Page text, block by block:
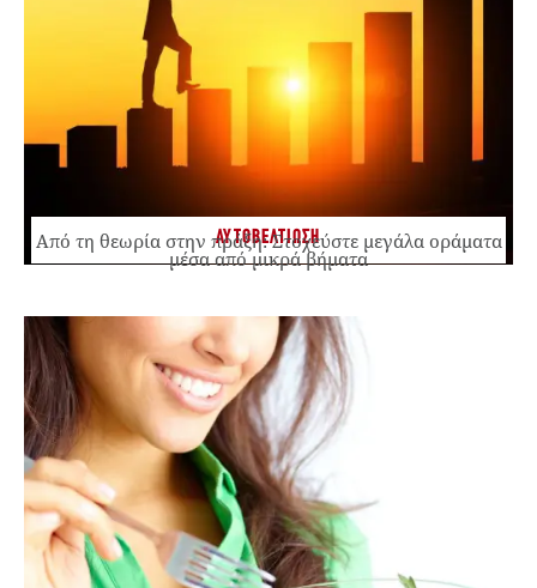
ΑΥΤΟΒΕΛΤΙΩΣΗ
Από τη θεωρία στην πράξη: Στοχεύστε μεγάλα οράματα
μέσα από μικρά βήματα